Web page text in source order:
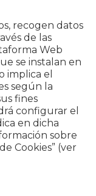
recogen datos
de las
Web
se instalan en
implica el
según la
fines
configurar el
en dicha
sobre
Cookies” (ver